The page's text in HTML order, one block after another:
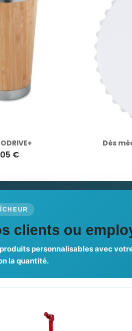
€
Dés
clients ou
personnalisables avec
la quantité.
Pourquoi